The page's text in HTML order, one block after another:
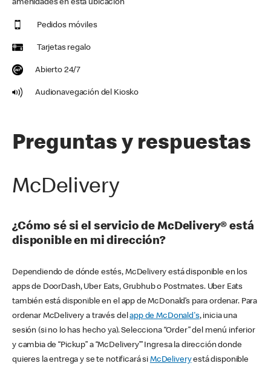
amenidades en esta ubicación
Pedidos móviles
Tarjetas regalo
Abierto 24/7
Audionavegación del Kiosko
Preguntas y respuestas
McDelivery
¿Cómo sé si el servicio de McDelivery® está
disponible en mi dirección?
Dependiendo de dónde estés, McDelivery está disponible en los
apps de DoorDash, Uber Eats, Grubhub o Postmates. Uber Eats
también está disponible en el app de McDonald’s para ordenar. Para
ordenar McDelivery a través delapp de McDonald's, inicia una
sesión (si no lo has hecho ya). Selecciona “Order” del menú inferior
y cambia de “Pickup” a “McDelivery’” Ingresa la dirección donde
quieres la entrega y se te notificará si McDeliveryestá disponible